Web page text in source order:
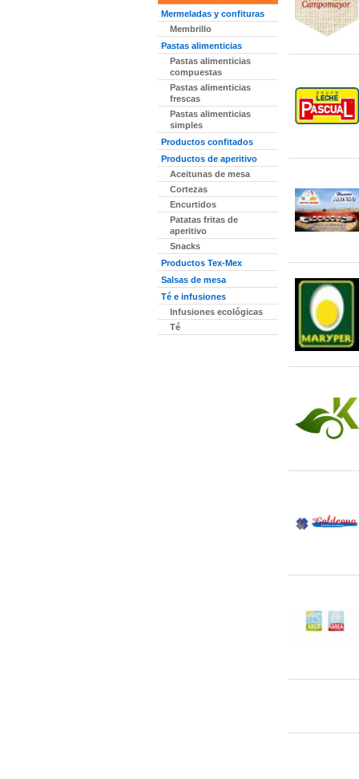
Mermeladas y confituras
Membrillo
Pastas alimenticias
Pastas alimenticias
compuestas
Pastas alimenticias
frescas
Pastas alimenticias
simples
Productos confitados
Productos de aperitivo
Aceitunas de mesa
Cortezas
Encurtidos
Patatas fritas de
aperitivo
Snacks
Productos Tex-Mex
Salsas de mesa
Té e infusiones
Infusiones ecológicas
Té